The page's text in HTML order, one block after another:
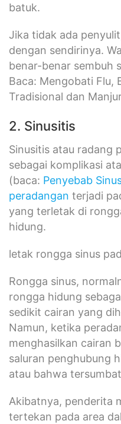
batuk.
Jika tidak ada
dengan sendirinya.
benar-benar sembuh
Baca: Mengobati Flu,
Tradisional dan
2. Sinusitis
Sinusitis atau radang
sebagai komplikasi
(baca: Penyebab
peradangan terjadi
yang terletak di
hidung.
letak rongga sinus
Rongga sinus,
rongga hidung
sedikit cairan yang
Namun, ketika
menghasilkan cairan
saluran penghubung
atau bahwa
Akibatnya, penderita
tertekan pada area